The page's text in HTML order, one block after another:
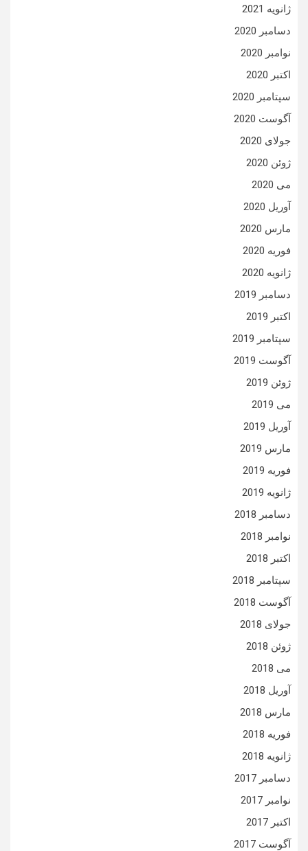
ژانویه 2021
دسامبر 2020
نوامبر 2020
اکتبر 2020
سپتامبر 2020
آگوست 2020
جولای 2020
ژوئن 2020
می 2020
آوریل 2020
مارس 2020
فوریه 2020
ژانویه 2020
دسامبر 2019
اکتبر 2019
سپتامبر 2019
آگوست 2019
ژوئن 2019
می 2019
آوریل 2019
مارس 2019
فوریه 2019
ژانویه 2019
دسامبر 2018
نوامبر 2018
اکتبر 2018
سپتامبر 2018
آگوست 2018
جولای 2018
ژوئن 2018
می 2018
آوریل 2018
مارس 2018
فوریه 2018
ژانویه 2018
دسامبر 2017
نوامبر 2017
اکتبر 2017
آگوست 2017